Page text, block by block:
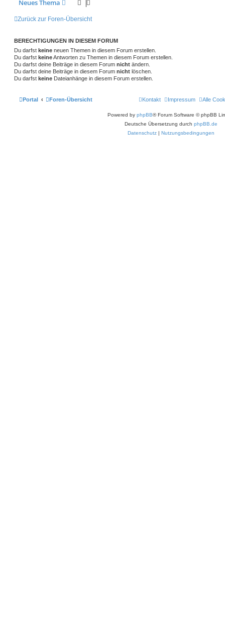
Neues Thema
Zurück zur Foren-Übersicht
BERECHTIGUNGEN IN DIESEM FORUM
Du darfst keine neuen Themen in diesem Forum erstellen.
Du darfst keineAntworten zu Themen in diesem Forum erstellen.
Du darfst deine Beiträge in diesem Forum nicht ändern.
Du darfst deine Beiträge in diesem Forum nicht löschen.
Du darfst keine Dateianhänge in diesem Forum erstellen.
Portal Foren-Übersicht Alle
Impressum
Kontakt
Powered by phpBB® Forum Software © phpBB
Deutsche Übersetzung durch phpBB.de
Datenschutz | Nutzungsbedingungen